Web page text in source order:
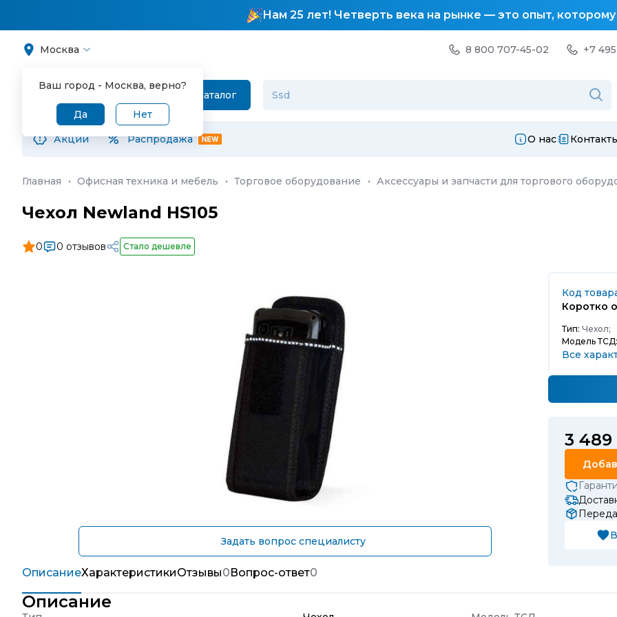
Нам 25 лет! Четверть века на рынке — это опыт,
Москва
Ваш город - Москва, верно?
Да Нет
8 800 707-45-02 +7
Каталог
Акции Распродажа О нас
Главная · Офисная техника и мебель · Торговое оборудование · Аксессуары и запчасти для торгового
Чехол Newland HS105
0 0 отзывов Стало дешевле
Задать вопрос специалисту
Код
Коротко
Тип: Чехол;
Модель ТСД:
Все
3 489
ОписаниеХарактеристикиОтзывы0Вопрос-ответ0
Описание